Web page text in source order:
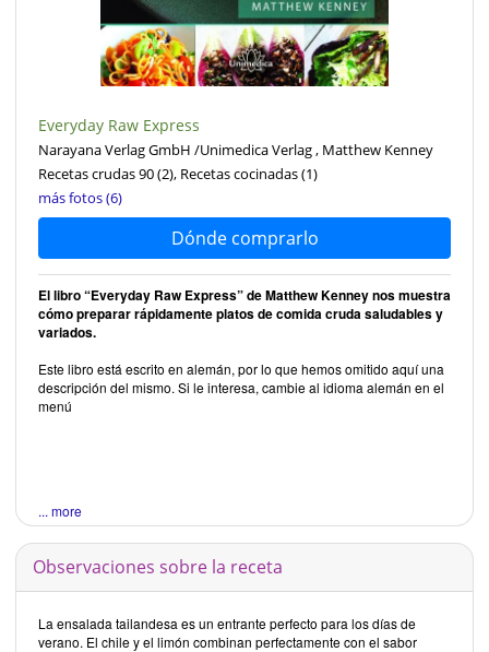
Everyday Raw Express
Narayana Verlag GmbH /Unimedica Verlag , Matthew Kenney
Recetas crudas 90(2), Recetas cocinadas(1)
más fotos (6)
Dónde comprarlo
El libro “Everyday Raw Express” de Matthew Kenney nos muestra
cómo preparar rápidamente platos de comida cruda saludables y
variados.
Este libro está escrito en alemán, por lo que hemos omitido aquí una
descripción del mismo. Si le interesa, cambie al idioma alemán en el
menú
... more
Observaciones sobre la receta
La ensalada tailandesa es un entrante perfecto para los días de
verano. El chile y el limón combinan perfectamente con el sabor